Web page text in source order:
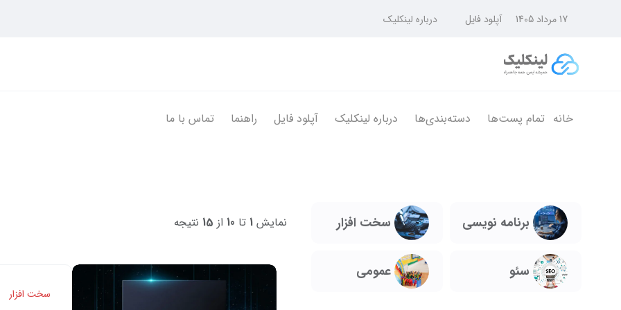
17 مرداد 1405 آپلود فایل درباره لینکلیک
خانه تمام پست‌ها دسته‌بندی‌ها درباره لینکلیک آپلود فایل راهنما تماس با ما
نمایش 1 تا 10 از 15 نتیجه
سخت افزار
برنامه نویسی سخت افزار
سئو عمومی